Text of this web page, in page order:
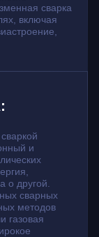
сварка
включая
и
о другой.
сварных
методов
газовая